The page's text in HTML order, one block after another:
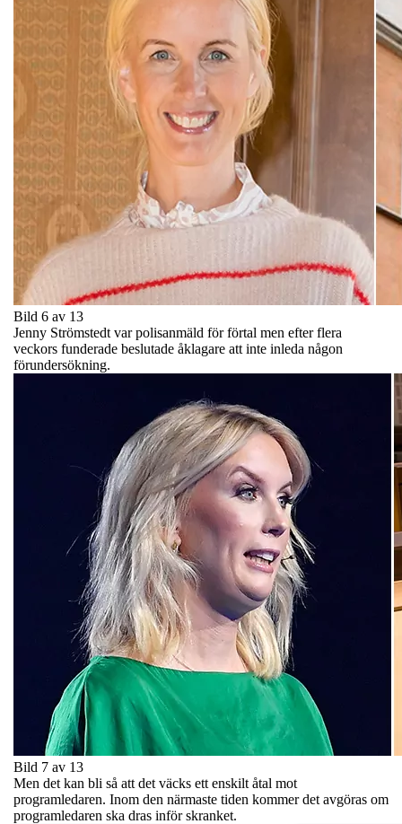
Bild 6 av 13
Jenny Strömstedt var polisanmäld för förtal men efter flera
veckors funderade beslutade åklagare att inte inleda någon
förundersökning.
Bild 7 av 13
Men det kan bli så att det väcks ett enskilt åtal mot
programledaren. Inom den närmaste tiden kommer det avgöras om
programledaren ska dras inför skranket.